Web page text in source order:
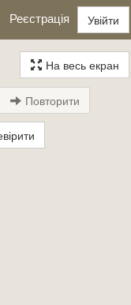
Реєстрація Увійти
На весь екран
Повторити